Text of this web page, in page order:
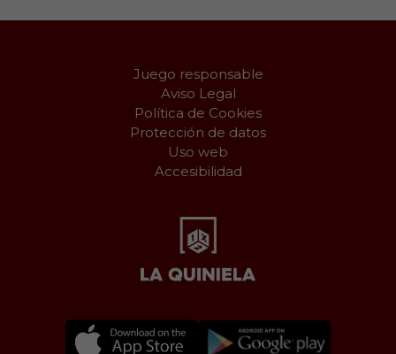
Juego responsable
Aviso Legal
Política de Cookies
Protección de datos
Uso web
Accesibilidad